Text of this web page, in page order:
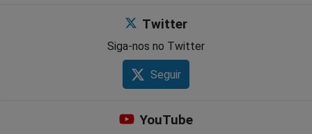
Twitter
Siga-nos no Twitter
Seguir
YouTube